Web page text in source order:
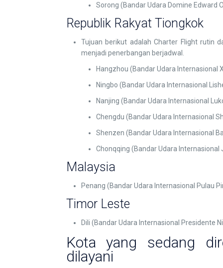
Sorong (Bandar Udara Domine Edward
Republik Rakyat Tiongkok
Tujuan berikut adalah Charter Flight rutin
menjadi penerbangan berjadwal.
Hangzhou (Bandar Udara Internasional
Ningbo (Bandar Udara Internasional
Nanjing (Bandar Udara Internasional
Chengdu (Bandar Udara Internasional
Shenzen (Bandar Udara Internasional
Chonqqing (Bandar Udara Internasional
Malaysia
Penang (Bandar Udara Internasional Pulau
Timor Leste
Dili (Bandar Udara Internasional Presidente
Kota yang sedang
dilayani